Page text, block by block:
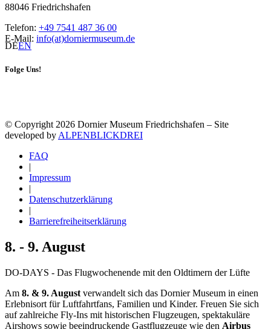
88046 Friedrichshafen
Telefon: +49 7541 487 36 00
E-Mail: info(at)dorniermuseum.de
DEEN
Folge Uns!
© Copyright 2026 Dornier Museum Friedrichshafen – Site
developed by ALPENBLICKDREI
FAQ
|
Impressum
|
Datenschutzerklärung
|
Barrierefreiheitserklärung
8. - 9. August
DO-DAYS - Das Flugwochenende mit den Oldtimern der Lüfte
Am 8. & 9. August verwandelt sich das Dornier Museum in einen
Erlebnisort für Luftfahrtfans, Familien und Kinder. Freuen Sie sich
auf zahlreiche Fly-Ins mit historischen Flugzeugen, spektakuläre
Airshows sowie beeindruckende Gastflugzeuge wie den Airbus